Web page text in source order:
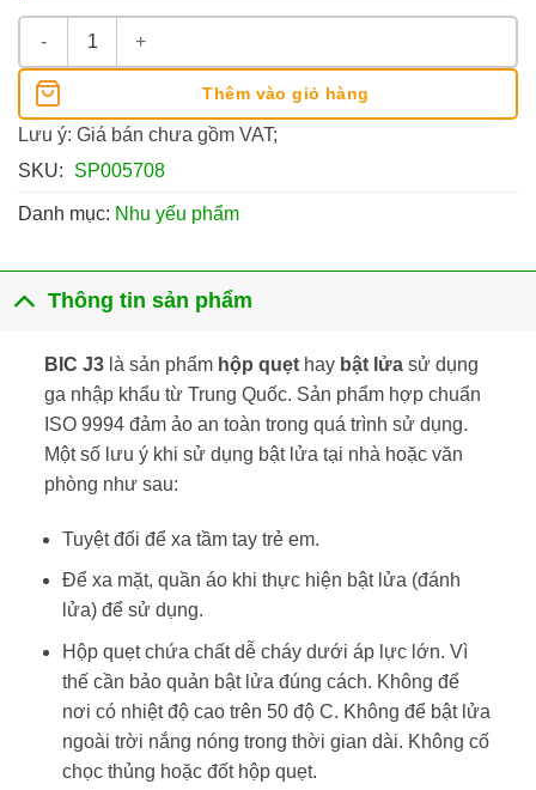
Hộp Quẹt Ga Bật Lửa Bic J3 số lượng
Thêm vào giỏ hàng
Lưu ý: Giá bán chưa gồm VAT;
SKU:
SP005708
Danh mục: Nhu yếu phẩm
Thông tin sản phẩm
BIC J3là sản phẩmhộp quẹt haybật lửasử dụng
ga nhập khẩu từ Trung Quốc. Sản phẩm hợp chuẩn
ISO 9994 đảm ảo an toàn trong quá trình sử dụng.
Một số lưu ý khi sử dụng bật lửa tại nhà hoặc văn
phòng như sau:
Tuyệt đối để xa tầm tay trẻ em.
Để xa mặt, quần áo khi thực hiện bật lửa (đánh
lửa) để sử dụng.
Hộp quẹt chứa chất dễ cháy dưới áp lực lớn. Vì
thế cần bảo quản bật lửa đúng cách. Không để
nơi có nhiệt độ cao trên 50 độ C. Không để bật lửa
ngoài trời nắng nóng trong thời gian dài. Không cố
chọc thủng hoặc đốt hộp quẹt.